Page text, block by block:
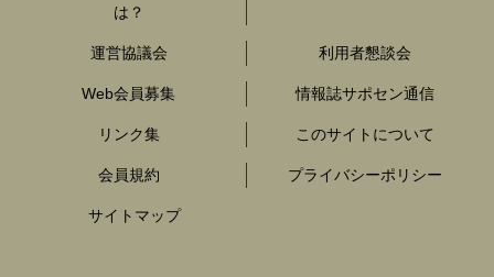
は？
運営協議会 利用者懇談会
Web会員募集 情報誌サポセン通信
リンク集 このサイトについて
会員規約 プライバシーポリシー
サイトマップ